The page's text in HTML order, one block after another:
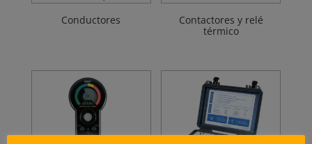
Conductores
Contactores y relé
térmico